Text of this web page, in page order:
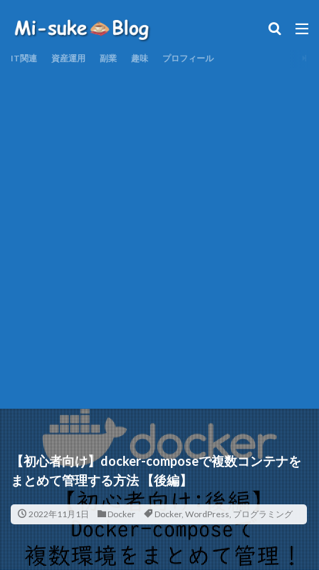
IT関連 資産運用 副業 趣味 プロフィール
【初心者向け】docker-composeで複数コンテナを
まとめて管理する方法 【後編】
2022年11月1日 Docker Docker, WordPress, プログラミング